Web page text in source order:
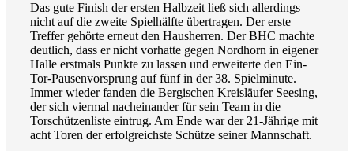
Das gute Finish der ersten Halbzeit ließ sich allerdings
nicht auf die zweite Spielhälfte übertragen. Der erste
Treffer gehörte erneut den Hausherren. Der BHC machte
deutlich, dass er nicht vorhatte gegen Nordhorn in eigener
Halle erstmals Punkte zu lassen und erweiterte den Ein-
Tor-Pausenvorsprung auf fünf in der 38. Spielminute.
Immer wieder fanden die Bergischen Kreisläufer Seesing,
der sich viermal nacheinander für sein Team in die
Torschützenliste eintrug. Am Ende war der 21-Jährige mit
acht Toren der erfolgreichste Schütze seiner Mannschaft.